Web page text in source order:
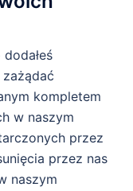
kompletem
w naszym
przez
przez nas
naszym